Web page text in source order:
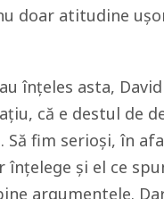
doar atitudine
înțeles asta,
că e destul de
Să fim serioși, în
înțelege și el ce
argumentele.